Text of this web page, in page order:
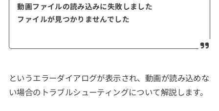
動画ファイルの読み込みに失敗しました
ファイルが見つかりませんでした
というエラーダイアログが表示され、動画が読み込めな
い場合のトラブルシューティングについて解説します。